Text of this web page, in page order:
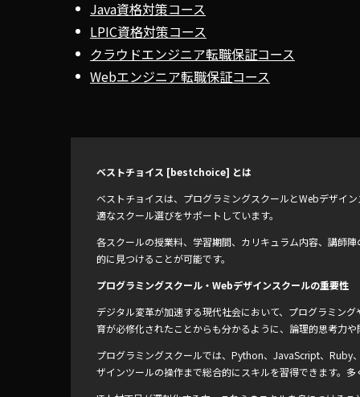
Java資格対策コース
LPIC資格対策コース
クラウドエンジニア転職保証コース
Webエンジニア転職保証コース
ベストチョイス [bestchoice] とは
ベストチョイスは、プログラミングスクールとWebデザイ
適なスクール選びをサポートしています。
各スクールの授業料、学習期間、カリキュラム内容、講師
的に見つけることが可能です。
プログラミングスクール・Webデザインスクールの重要性
デジタル変革が加速する現代社会において、プログラミン
育が必修化されたことからも分かるように、論理的思考力
プログラミングスクールでは、Python、JavaScript、Ruby
ザインツールの操作まで総合的にスキルを習得できます。